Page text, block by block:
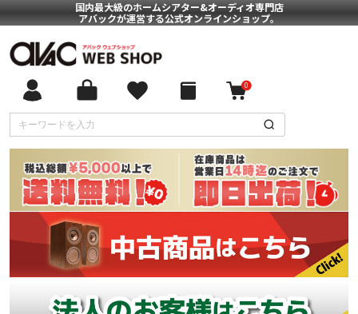
国内最大級のホームシアター&オーディオ専門店
アバックが運営する公式オンラインショップ。
0